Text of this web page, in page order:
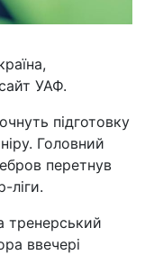
УАФ.
підготовку
Головний
перетнув
ліги.
тренерський
ввечері